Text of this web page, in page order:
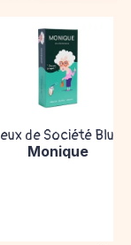
de Société Bluff
Monique